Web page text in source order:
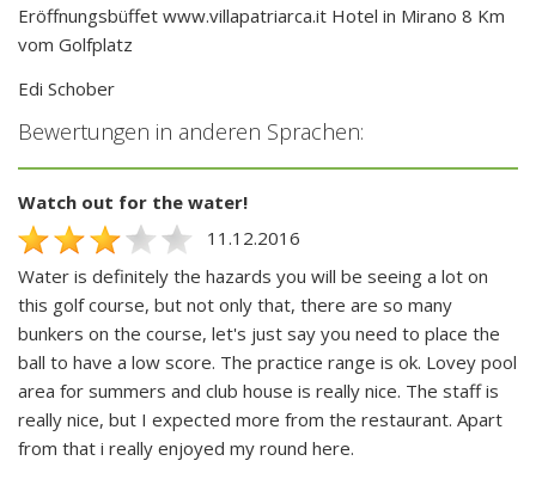
Eröffnungsbüffet www.villapatriarca.it Hotel in Mirano 8 Km
vom Golfplatz
Edi Schober
Bewertungen in anderen Sprachen:
Watch out for the water!
11.12.2016
Water is definitely the hazards you will be seeing a lot on
this golf course, but not only that, there are so many
bunkers on the course, let's just say you need to place the
ball to have a low score. The practice range is ok. Lovey pool
area for summers and club house is really nice. The staff is
really nice, but I expected more from the restaurant. Apart
from that i really enjoyed my round here.